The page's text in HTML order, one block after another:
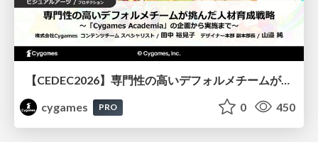
【CEDEC2026】専門性の高いデフォルメチームが挑んだ人材育成戦略 〜Cygames Academiaの企画から実施まで〜
cygames
PRO 0 450